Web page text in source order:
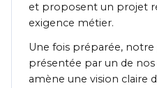
et proposent un projet
exigence métier.
Une fois préparée,
présentée par un de nos
amène une vision claire